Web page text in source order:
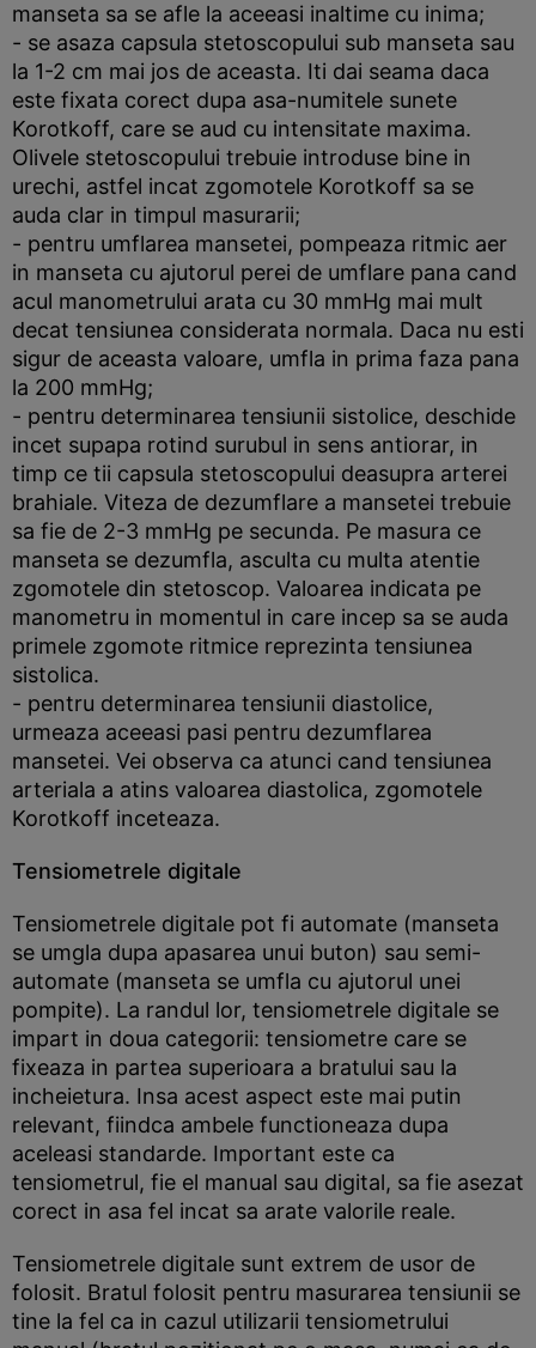
manseta sa se afle la aceeasi inaltime cu inima;
- se asaza capsula stetoscopului sub manseta sau
la 1-2 cm mai jos de aceasta. Iti dai seama daca
este fixata corect dupa asa-numitele sunete
Korotkoff, care se aud cu intensitate maxima.
Olivele stetoscopului trebuie introduse bine in
urechi, astfel incat zgomotele Korotkoff sa se
auda clar in timpul masurarii;
- pentru umflarea mansetei, pompeaza ritmic aer
in manseta cu ajutorul perei de umflare pana cand
acul manometrului arata cu 30 mmHg mai mult
decat tensiunea considerata normala. Daca nu esti
sigur de aceasta valoare, umfla in prima faza pana
la 200 mmHg;
- pentru determinarea tensiunii sistolice, deschide
incet supapa rotind surubul in sens antiorar, in
timp ce tii capsula stetoscopului deasupra arterei
brahiale. Viteza de dezumflare a mansetei trebuie
sa fie de 2-3 mmHg pe secunda. Pe masura ce
manseta se dezumfla, asculta cu multa atentie
zgomotele din stetoscop. Valoarea indicata pe
manometru in momentul in care incep sa se auda
primele zgomote ritmice reprezinta tensiunea
sistolica.
- pentru determinarea tensiunii diastolice,
urmeaza aceeasi pasi pentru dezumflarea
mansetei. Vei observa ca atunci cand tensiunea
arteriala a atins valoarea diastolica, zgomotele
Korotkoff inceteaza.
Tensiometrele digitale
Tensiometrele digitale pot fi automate (manseta
se umgla dupa apasarea unui buton) sau semi-
automate (manseta se umfla cu ajutorul unei
pompite). La randul lor, tensiometrele digitale se
impart in doua categorii: tensiometre care se
fixeaza in partea superioara a bratului sau la
incheietura. Insa acest aspect este mai putin
relevant, fiindca ambele functioneaza dupa
aceleasi standarde. Important este ca
tensiometrul, fie el manual sau digital, sa fie asezat
corect in asa fel incat sa arate valorile reale.
Tensiometrele digitale sunt extrem de usor de
folosit. Bratul folosit pentru masurarea tensiunii se
tine la fel ca in cazul utilizarii tensiometrului